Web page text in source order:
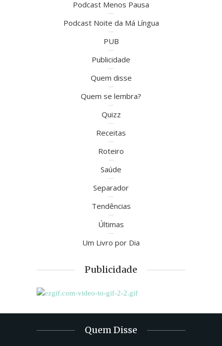
Podcast Menos Pausa
Podcast Noite da Má Língua
PUB
Publicidade
Quem disse
Quem se lembra?
Quizz
Receitas
Roteiro
Saúde
Separador
Tendências
Últimas
Um Livro por Dia
Publicidade
Quem Disse